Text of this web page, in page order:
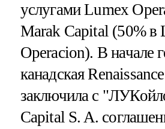
услугами Lumex
Marak Capital (50% в
Operacion). В начале
канадская
заключила с
Capital S. A.